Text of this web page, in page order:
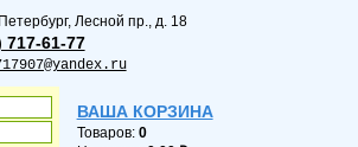
, Лесной пр., д. 18
717-61-77
ВАША КОРЗИНА
Товаров: 0